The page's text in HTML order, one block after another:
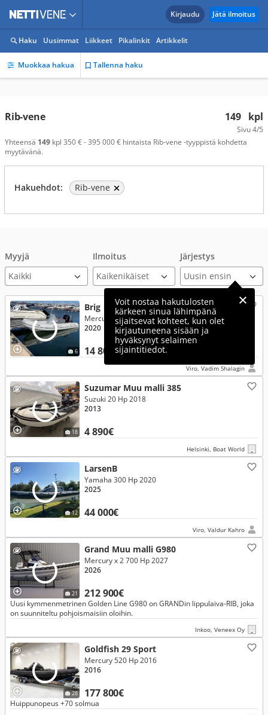
Kirjaudu Jätä ilmoitus
Haku Uusimmat Liikkeet Pikalinkit Artikkelit
Muokkaa hakua Tallenna haku
149 kpl
Sivu4/5
Rib-vene
Yhteensä 149 kpl 350 € - 395 000 € hintaista Rib-vene -tyyppistä kohdetta
myytävänä.
Hakuehdot: Rib-vene
Myyjä Ilmoitus Järjestys
Voit nostaa hakutulosten
kärkeen sinua lähimpänä
sijaitsevat kohteet, kun olet
kirjautuneena sisään ja
hyväksynyt selaimen
sijaintitiedot.
6
Brig
14 800€
Mercury 50 Hp
2020
Viro, Vadim Shalagin
18
Suzumar Muu malli 385
4 890€
Suzuki 20 Hp 2018
2013
Helsinki, Boat World
12
LarsenB
44 000€
Yamaha 300 Hp 2020
2025
Viro, Valdur Kahro
21
Grand Muu malli G980
212 900€
Mercury x 2 700 Hp 2027
2026
Uusi kymmenmetrinen Golden Line G980 on GRANDin lippulaiva-RIB, joka
on suunniteltu pohjoismaisiin oloihin.
Inkoo, Veneex Oy
28
Goldfish 29 Sport
177 800€
Mercury 520 Hp 2016
2016
Huippunopeus +70 solmua